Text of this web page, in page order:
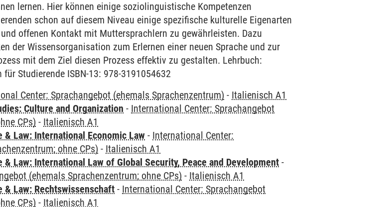
lernen. Hier können einige soziolinguistische Kompetenzen
schon auf diesem Niveau einige spezifische kulturelle Eigenarten
offenen Kontakt mit Muttersprachlern zu gewährleisten. Dazu
der Wissensorganisation zum Erlernen einer neuen Sprache und zur
mit dem Ziel diesen Prozess effektiv zu gestalten. Lehrbuch:
Studierende ISBN-13: 978-3191054632
Center: Sprachangebot (ehemals Sprachenzentrum) - Italienisch A1
Culture and Organization - International Center: Sprachangebot
CPs) - Italienisch A1
& Law: International Economic Law - International Center:
ohne CPs) - Italienisch A1
& Law: International Law of Global Security, Peace and Development -
(ehemals Sprachenzentrum; ohne CPs) - Italienisch A1
& Law: Rechtswissenschaft - International Center: Sprachangebot
CPs) - Italienisch A1